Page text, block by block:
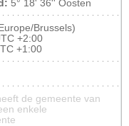
5° 18' 36'' Oosten
Brussels)
+2:00
+1:00
de gemeente van
enkele